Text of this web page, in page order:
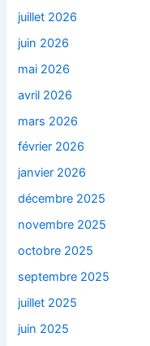
juillet 2026
juin 2026
mai 2026
avril 2026
mars 2026
février 2026
janvier 2026
décembre 2025
novembre 2025
octobre 2025
septembre 2025
juillet 2025
juin 2025